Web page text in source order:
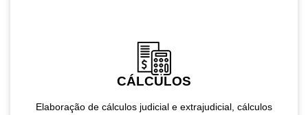
CÁLCULOS
Elaboração de cálculos judicial e extrajudicial, cálculos